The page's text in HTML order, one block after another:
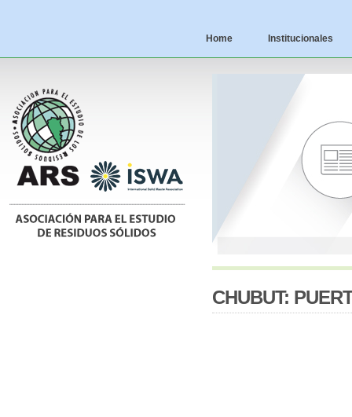
Home Institucionales
CHUBUT: